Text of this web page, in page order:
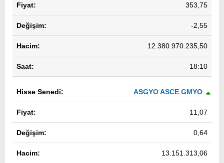
353,75
-2,55
12.380.970.235,50
18:10
ASGYO ASCE GMYO
11,07
0,64
13.151.313,06